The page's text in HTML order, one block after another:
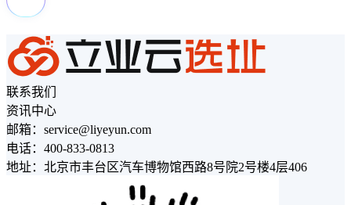
联系我们
资讯中心
邮箱：service@liyeyun.com
电话：400-833-0813
地址：北京市丰台区汽车博物馆西路8号院2号楼4层406